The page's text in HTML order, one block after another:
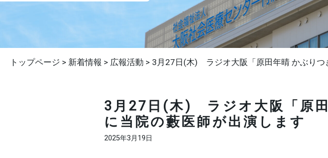
トップページ > 新着情報 > 広報活動 > 3月27日(木) ラジオ大阪「原田年晴 かぶりつ
3月27日(木) ラジオ大阪「原
に当院の藪医師が出演します
2025年3月19日